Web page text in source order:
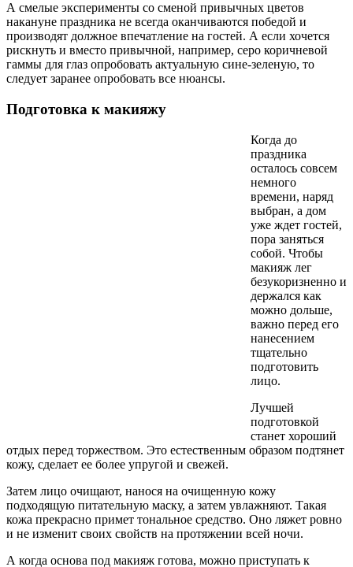
А смелые эксперименты со сменой привычных цветов
накануне праздника не всегда оканчиваются победой и
производят должное впечатление на гостей. А если хочется
рискнуть и вместо привычной, например, серо коричневой
гаммы для глаз опробовать актуальную сине-зеленую, то
следует заранее опробовать все нюансы.
Подготовка к макияжу
Когда до
праздника
осталось совсем
немного
времени, наряд
выбран, а дом
уже ждет гостей,
пора заняться
собой. Чтобы
макияж лег
безукоризненно и
держался как
можно дольше,
важно перед его
нанесением
тщательно
подготовить
лицо.
Лучшей
подготовкой
станет хороший
отдых перед торжеством. Это естественным образом подтянет
кожу, сделает ее более упругой и свежей.
Затем лицо очищают, нанося на очищенную кожу
подходящую питательную маску, а затем увлажняют. Такая
кожа прекрасно примет тональное средство. Оно ляжет ровно
и не изменит своих свойств на протяжении всей ночи.
А когда основа под макияж готова, можно приступать к